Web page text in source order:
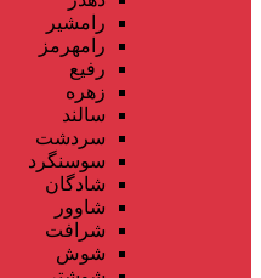
رامشیر
رامهرمز
رفیع
زهره
سالند
سردشت
سوسنگرد
شادگان
شاوور
شرافت
شوش